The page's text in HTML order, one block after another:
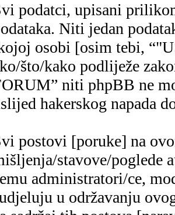
podatci, upisani
Niti jedan
osobi [osim tebi,
što/kako podliježe
niti phpBB ne
hakerskog napada
postovi [poruke] na
stavove/poglede
administratori/ce,
u održavanju